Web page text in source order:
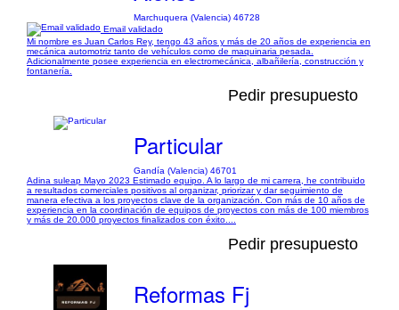
Marchuquera (Valencia) 46728
Email validado
Mi nombre es Juan Carlos Rey, tengo 43 años y más de 20 años de experiencia en
mecánica automotriz tanto de vehículos como de maquinaria pesada.
Adicionalmente posee experiencia en electromecánica, albañilería, construcción y
fontanería.
Pedir presupuesto
Particular
Gandía (Valencia) 46701
Adina suleap Mayo 2023 Estimado equipo. A lo largo de mi carrera, he contribuido
a resultados comerciales positivos al organizar, priorizar y dar seguimiento de
manera efectiva a los proyectos clave de la organización. Con más de 10 años de
experiencia en la coordinación de equipos de proyectos con más de 100 miembros
y más de 20.000 proyectos finalizados con éxito....
Pedir presupuesto
Reformas Fj